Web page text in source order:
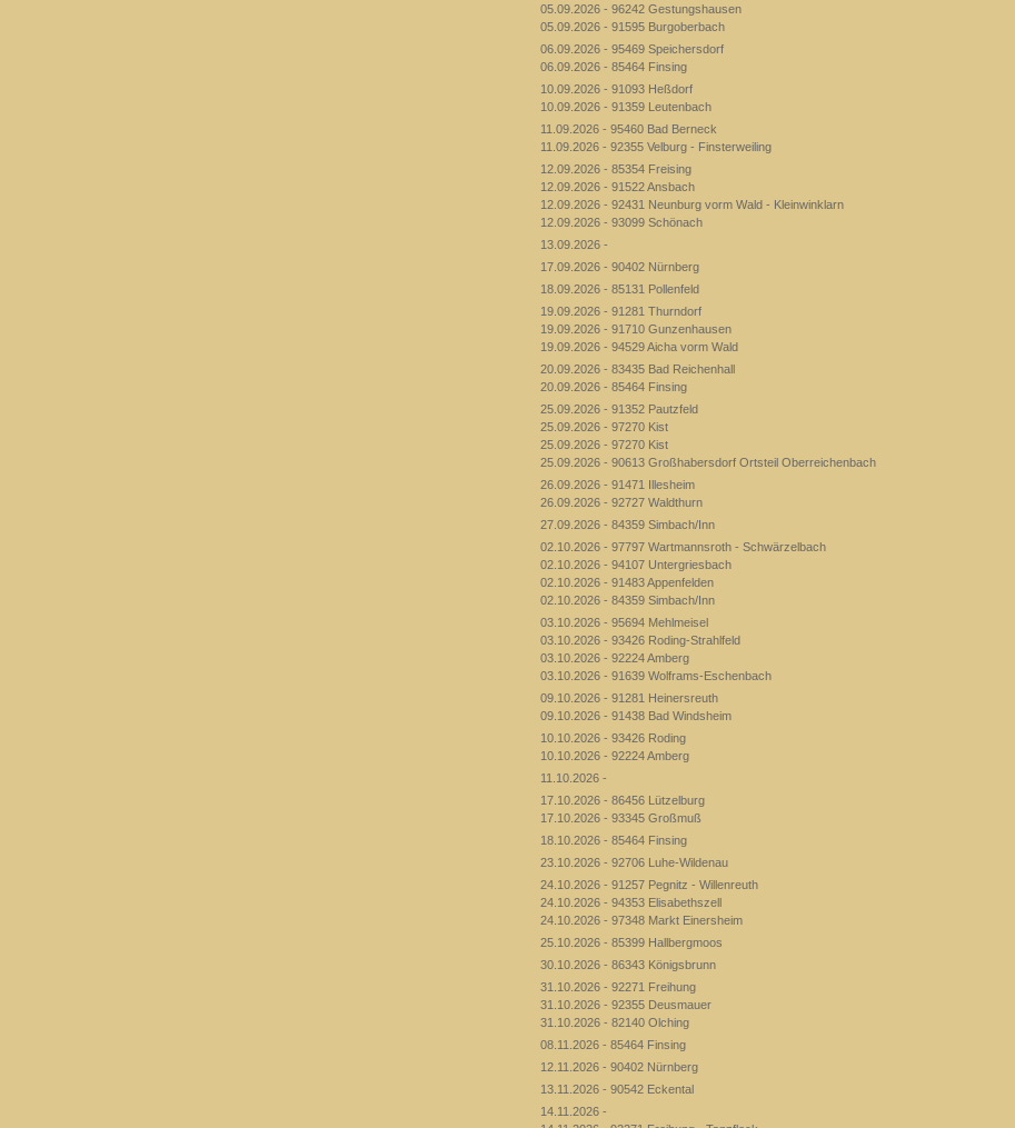
05.09.2026 - 96242 Gestungshausen
05.09.2026 - 91595 Burgoberbach
06.09.2026 - 95469 Speichersdorf
06.09.2026 - 85464 Finsing
10.09.2026 - 91093 Heßdorf
10.09.2026 - 91359 Leutenbach
11.09.2026 - 95460 Bad Berneck
11.09.2026 - 92355 Velburg - Finsterweiling
12.09.2026 - 85354 Freising
12.09.2026 - 91522 Ansbach
12.09.2026 - 92431 Neunburg vorm Wald - Kleinwinklarn
12.09.2026 - 93099 Schönach
13.09.2026 -
17.09.2026 - 90402 Nürnberg
18.09.2026 - 85131 Pollenfeld
19.09.2026 - 91281 Thurndorf
19.09.2026 - 91710 Gunzenhausen
19.09.2026 - 94529 Aicha vorm Wald
20.09.2026 - 83435 Bad Reichenhall
20.09.2026 - 85464 Finsing
25.09.2026 - 91352 Pautzfeld
25.09.2026 - 97270 Kist
25.09.2026 - 97270 Kist
25.09.2026 - 90613 Großhabersdorf Ortsteil Oberreichenbach
26.09.2026 - 91471 Illesheim
26.09.2026 - 92727 Waldthurn
27.09.2026 - 84359 Simbach/Inn
02.10.2026 - 97797 Wartmannsroth - Schwärzelbach
02.10.2026 - 94107 Untergriesbach
02.10.2026 - 91483 Appenfelden
02.10.2026 - 84359 Simbach/Inn
03.10.2026 - 95694 Mehlmeisel
03.10.2026 - 93426 Roding-Strahlfeld
03.10.2026 - 92224 Amberg
03.10.2026 - 91639 Wolframs-Eschenbach
09.10.2026 - 91281 Heinersreuth
09.10.2026 - 91438 Bad Windsheim
10.10.2026 - 93426 Roding
10.10.2026 - 92224 Amberg
11.10.2026 -
17.10.2026 - 86456 Lützelburg
17.10.2026 - 93345 Großmuß
18.10.2026 - 85464 Finsing
23.10.2026 - 92706 Luhe-Wildenau
24.10.2026 - 91257 Pegnitz - Willenreuth
24.10.2026 - 94353 Elisabethszell
24.10.2026 - 97348 Markt Einersheim
25.10.2026 - 85399 Hallbergmoos
30.10.2026 - 86343 Königsbrunn
31.10.2026 - 92271 Freihung
31.10.2026 - 92355 Deusmauer
31.10.2026 - 82140 Olching
08.11.2026 - 85464 Finsing
12.11.2026 - 90402 Nürnberg
13.11.2026 - 90542 Eckental
14.11.2026 -